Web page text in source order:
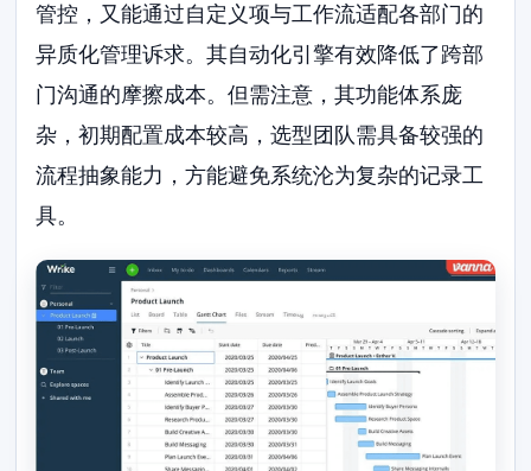
管控，又能通过自定义项与工作流适配各部门的
异质化管理诉求。其自动化引擎有效降低了跨部
门沟通的摩擦成本。但需注意，其功能体系庞
杂，初期配置成本较高，选型团队需具备较强的
流程抽象能力，方能避免系统沦为复杂的记录工
具。